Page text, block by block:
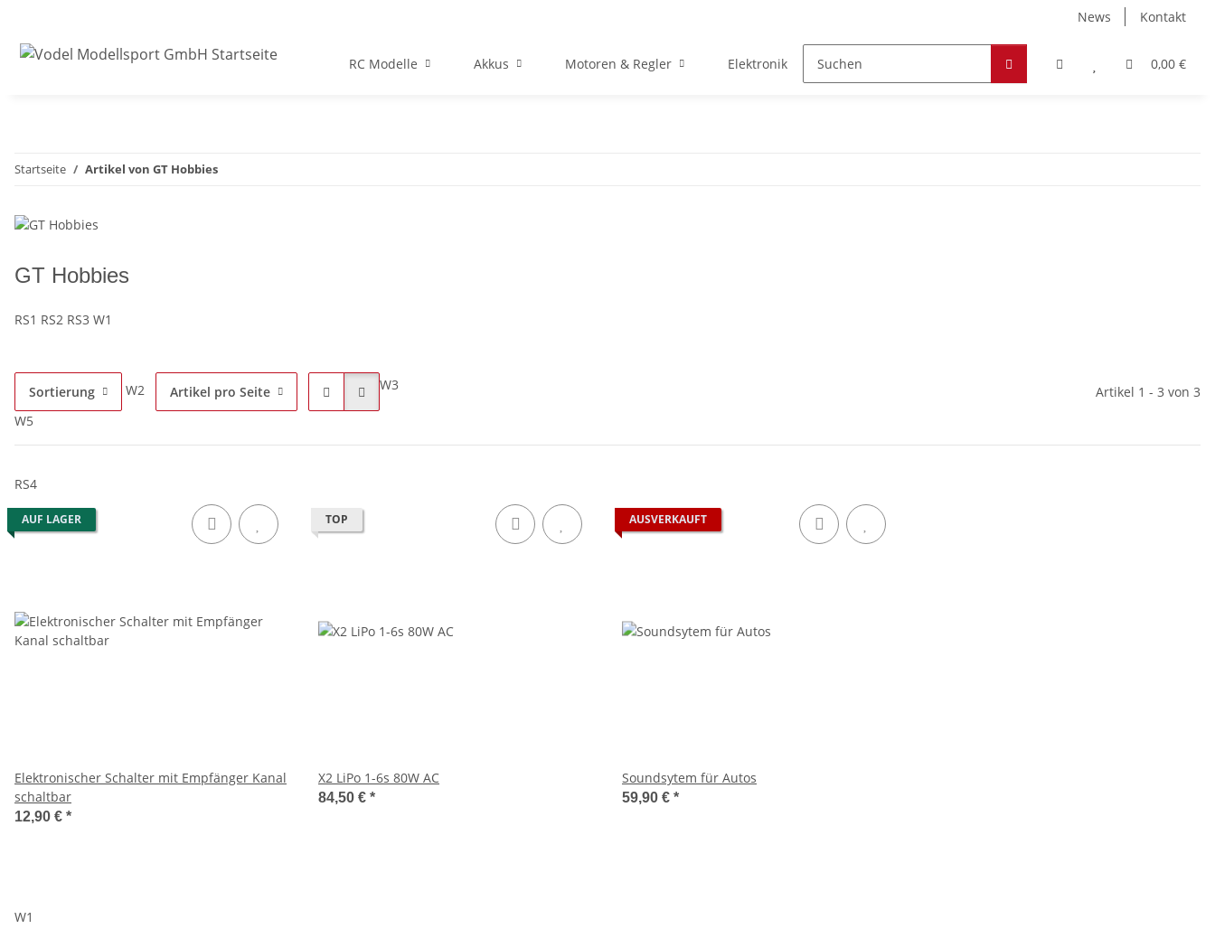
News Kontakt
0,00 €
RC Modelle Akkus Motoren & Regler Elektronik Zubehör Hobby & Freizeit Werkstoffe
Startseite Artikel von GT Hobbies
GT Hobbies
RS1 RS2 RS3 W1
Sortierung W2 Artikel pro Seite W3
Artikel 1 - 3 von 3
W5
RS4
AUF LAGER
Elektronischer Schalter mit Empfänger Kanal
schaltbar
12,90 € *
TOP
X2 LiPo 1-6s 80W AC
84,50 € *
AUSVERKAUFT
Soundsytem für Autos
59,90 € *
W1